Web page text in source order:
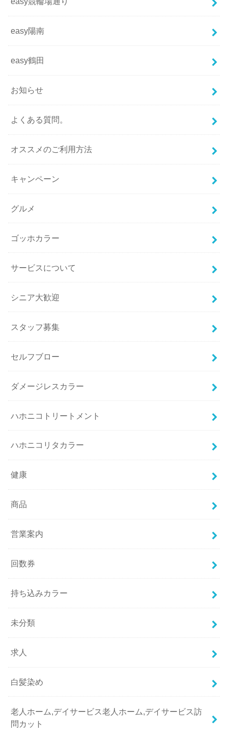
easy陽南
easy鶴田
お知らせ
よくある質問。
オススメのご利用方法
キャンペーン
グルメ
ゴッホカラー
サービスについて
シニア大歓迎
スタッフ募集
セルフブロー
ダメージレスカラー
ハホニコトリートメント
ハホニコリタカラー
健康
商品
営業案内
回数券
持ち込みカラー
未分類
求人
白髪染め
老人ホーム,デイサービス老人ホーム,デイサービス訪
問カット